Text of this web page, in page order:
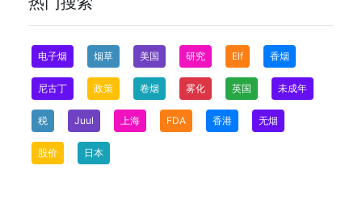
电子烟 烟草 美国 研究 Elf 香烟
尼古丁 政策 卷烟 雾化 英国 未成年
税 Juul 上海 FDA 香港 无烟
股价 日本